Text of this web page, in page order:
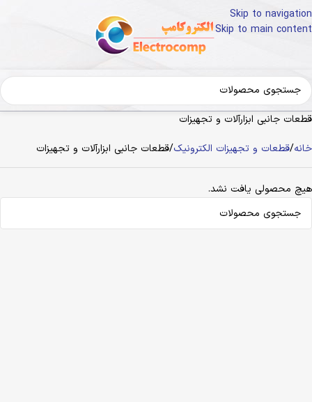
Skip to navigation
Skip to main content
قطعات جانبی ابزارآلات و تجهیزات
خانه قطعات و تجهیزات الکترونیک قطعات جانبی ابزارآلات و تجهیزات
هیچ محصولی یافت نشد.